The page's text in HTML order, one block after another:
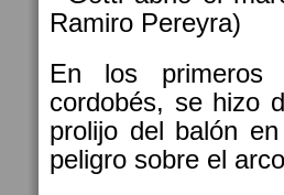
En los primeros
cordobés, se hizo
prolijo del balón
peligro sobre el